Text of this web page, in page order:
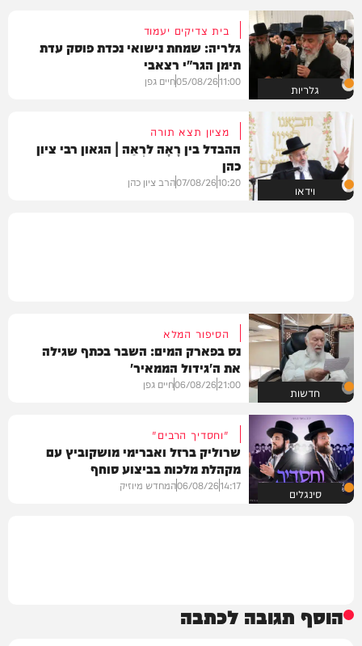
גלריות
בית צדיקים יעמוד
גלריה: שמחת נישואי נכדת פוסק עדת
תימן הגר"י רצאבי
11:00
05/08/26חיים גפן
וידאו
מציון תצא תורה
ההבדל בין רָאָה לרְאֵה | הגאון רבי ציון
כהן
10:20
07/08/26הרב ציון כהן
חדשות
הסיפור המלא
נס בפארק המים: השבר בכתף שגילה
את ה'גידול הממאיר'
21:00
06/08/26חיים גפן
סינגלים
"וחסדיך הרבים"
שרוליק ברזל ואברימי מושקוביץ עם
מקהלת מלכות בביצוע סוחף
14:17
06/08/26המחדש מיוזיק
הוסף תגובה לכתבה